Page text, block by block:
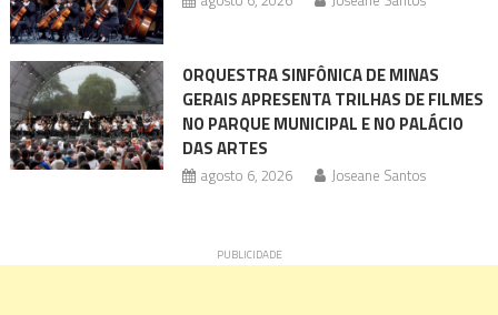
ORQUESTRA SINFÔNICA DE MINAS
GERAIS APRESENTA TRILHAS DE FILMES
NO PARQUE MUNICIPAL E NO PALÁCIO
DAS ARTES
agosto 6, 2026 Joseane Santos